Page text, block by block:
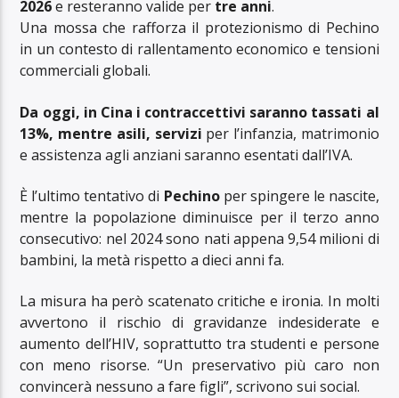
2026e resteranno valide per tre anni.
Una mossa che rafforza il protezionismo di Pechino
in un contesto di rallentamento economico e tensioni
commerciali globali.
Da oggi, in Cina i contraccettivi saranno tassati al
13%, mentre asili, servizi per l’infanzia, matrimonio
e assistenza agli anziani saranno esentati dall’IVA.
È l’ultimo tentativo di Pechinoper spingere le nascite,
mentre la popolazione diminuisce per il terzo anno
consecutivo: nel 2024 sono nati appena 9,54 milioni di
bambini, la metà rispetto a dieci anni fa.
La misura ha però scatenato critiche e ironia. In molti
avvertono il rischio di gravidanze indesiderate e
aumento dell’HIV, soprattutto tra studenti e persone
con meno risorse. “Un preservativo più caro non
convincerà nessuno a fare figli”, scrivono sui social.